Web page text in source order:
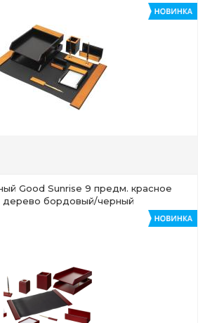
Good Sunrise 9 предм. красное
дерево бордовый/черный